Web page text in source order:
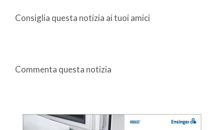
Consiglia questa notizia ai tuoi amici
Commenta questa notizia